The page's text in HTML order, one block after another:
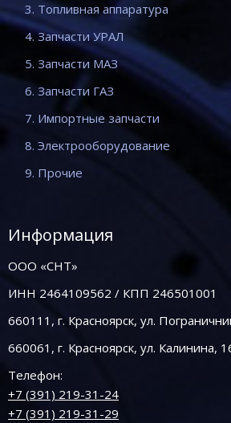
3. Топливная аппаратура
4. Запчасти УРАЛ
5. Запчасти МАЗ
6. Запчасти ГАЗ
7. Импортные запчасти
8. Электрооборудование
9. Прочие
Информация
ООО «СНТ»
ИНН 2464109562 / КПП 246501001
660111, г. Красноярск, ул.
660061, г. Красноярск, ул. Калинина,
Телефон:
+7 (391) 219-31-24
+7 (391) 219-31-29